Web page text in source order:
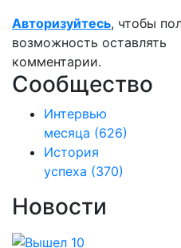
Авторизуйтесь, чтобы
возможность оставлять
комментарии.
Сообщество
Интервью
месяца (626)
История
успеха (370)
Новости